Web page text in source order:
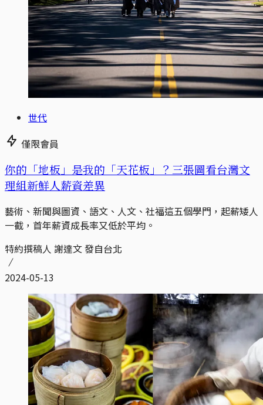
世代
僅限會員
你的「地板」是我的「天花板」？三張圖看台灣文
理組新鮮人薪資差異
藝術、新聞與圖資、語文、人文、社福這五個學門，起薪矮人
一截，首年薪資成長率又低於平均。
特約撰稿人 謝達文 發自台北
2024-05-13